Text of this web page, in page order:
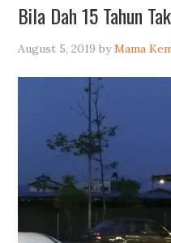
Bila Dah 15 Tahun
August 5, 2019 byMama